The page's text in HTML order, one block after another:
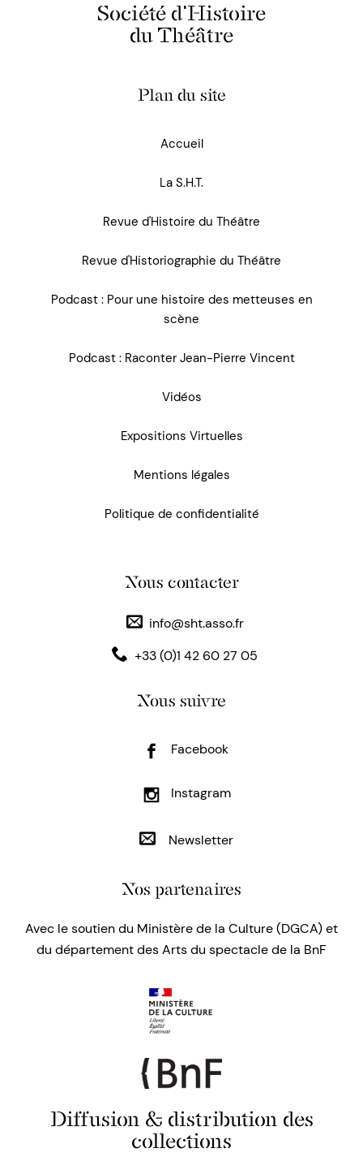
Société d'Histoire
du Théâtre
Plan du site
Accueil
La S.H.T.
Revue d'Histoire du Théâtre
Revue d'Historiographie du Théâtre
Podcast : Pour une histoire des metteuses en
scène
Podcast : Raconter Jean-Pierre Vincent
Vidéos
Expositions Virtuelles
Mentions légales
Politique de confidentialité
Nous contacter
info@sht.asso.fr
+33 (0)1 42 60 27 05
Nous suivre
Facebook
Instagram
Newsletter
Nos partenaires
Avec le soutien du Ministère de la Culture (DGCA) et
du département des Arts du spectacle de la BnF
Diffusion & distribution des
collections